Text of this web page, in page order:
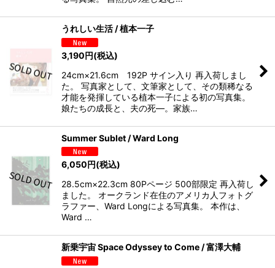
うれしい生活 / 植本一子
3,190円(税込)
24cm×21.6cm 192P サイン入り 再入荷しまし
た。 写真家として、文筆家として、その類稀なる
才能を発揮している植本一子による初の写真集。
娘たちの成長と、夫の死―。家族…
Summer Sublet / Ward Long
6,050 円(税込)
28.5cm×22.3cm 80Pページ 500部限定 再入荷し
ました。 オークランド在住のアメリカ人フォトグ
ラファー、Ward Longによる写真集。 本作は、
Ward …
新乗宇宙 Space Odyssey to Come / 富澤大輔